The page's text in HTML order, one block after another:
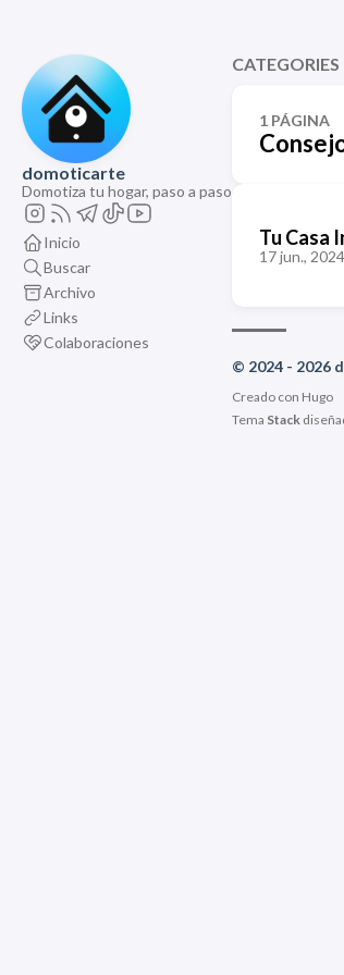
domoticarte
Domotiza tu hogar, paso a paso
Inicio
Buscar
Archivo
Links
Colaboraciones
CATEGORIES
1 PÁGINA
Tu Casa
17 jun., 2024
© 2024 - 2026
Creado con Hugo
Tema Stack